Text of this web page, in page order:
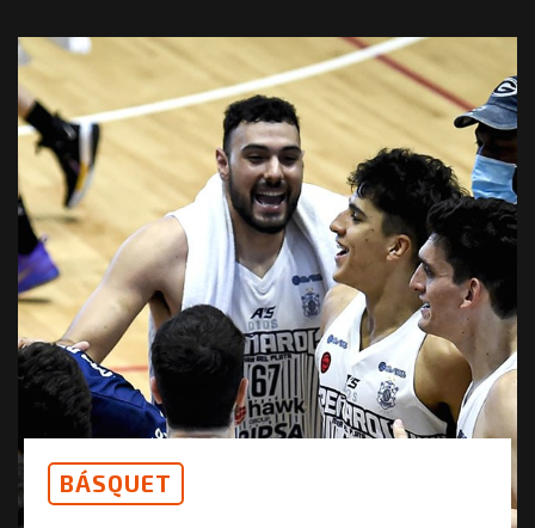
BÁSQUET